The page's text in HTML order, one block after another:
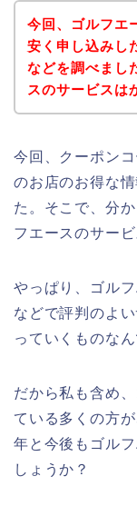
今回、ゴルフエ
安く申し込みし
などを調べまし
スのサービスは
今回、クーポン
のお店のお得な
た。そこで、分
フエースのサー
やっぱり、ゴル
などで評判のよ
っていくものな
だから私も含め
ている多くの方
年と今後もゴル
しょうか？